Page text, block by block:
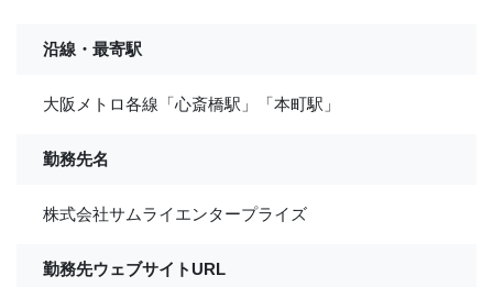
沿線・最寄駅
大阪メトロ各線「心斎橋駅」「本町駅」
勤務先名
株式会社サムライエンタープライズ
勤務先ウェブサイトURL